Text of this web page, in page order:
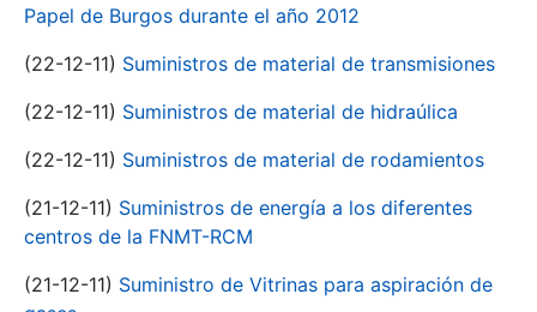
Papel de Burgos durante el año 2012
(22-12-11) Suministros de material de transmisiones
(22-12-11) Suministros de material de hidraúlica
(22-12-11) Suministros de material de rodamientos
(21-12-11) Suministros de energía a los diferentes
centros de la FNMT-RCM
(21-12-11) Suministro de Vitrinas para aspiración de